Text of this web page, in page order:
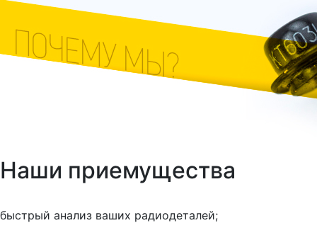
Наши приемущества
быстрый анализ ваших радиодеталей;